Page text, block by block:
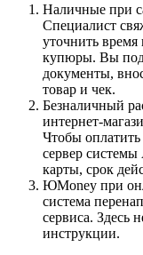
Наличные при
Специалист
уточнить время
купюры. Вы
документы,
товар и чек.
Безналичный
интернет-
Чтобы оплатить
сервер
карты, срок
ЮMoney при
система
сервиса. Здесь
инструкции.